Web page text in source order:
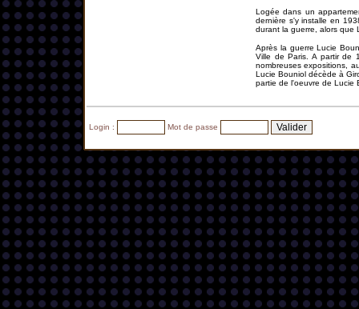
Logée dans un
dernière s'y installe en
durant la guerre, alors que
Après la guerre Lucie
Ville de Paris. A partir de
nombreuses expositions,
Lucie Bouniol décède à
partie de l'oeuvre de Lucie
Login : Mot de passe